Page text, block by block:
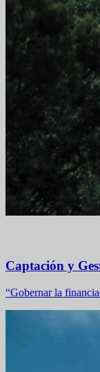
Captación y
“Gobernar la